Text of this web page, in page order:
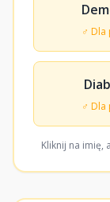
♂ Dla
♂ Dla
Kliknij na imię,